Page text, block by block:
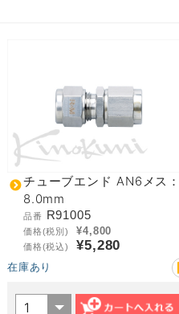
チューブエンド AN6メス
8.0mm
品番 R91005
価格(税別) ¥4,800
価格(税込) ¥5,280
在庫あり